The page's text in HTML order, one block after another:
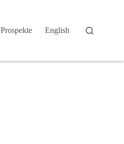
Prospekte English